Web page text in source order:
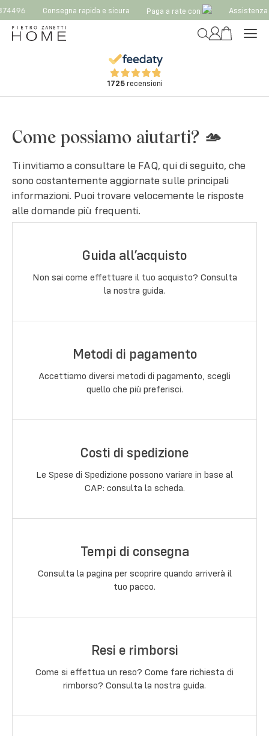
Consegna rapida e sicura Paga a rate con Assistenza
1725recensioni
Come possiamo aiutarti? 🫴
Ti invitiamo a consultare le FAQ, qui di seguito, che
sono costantemente aggiornate sulle principali
informazioni. Puoi trovare velocemente le risposte
alle domande più frequenti.
Guida all’acquisto
Non sai come effettuare il tuo acquisto? Consulta
la nostra guida.
Metodi di pagamento
Accettiamo diversi metodi di pagamento, scegli
quello che più preferisci.
Costi di spedizione
Le Spese di Spedizione possono variare in base al
CAP: consulta la scheda.
Tempi di consegna
Consulta la pagina per scoprire quando arriverà il
tuo pacco.
Resi e rimborsi
Come si effettua un reso? Come fare richiesta di
rimborso? Consulta la nostra guida.